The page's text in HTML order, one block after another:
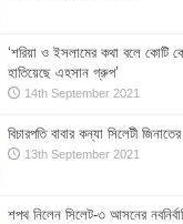
‘শরিয়া ও ইসলামের কথা বলে কোটি
হাতিয়েছে এহসান গ্রুপ’
14th September 2021
বিচারপতি বাবার কন্যা সিলেটী
13th September 2021
শপথ নিলেন সিলেট-৩ আসনের